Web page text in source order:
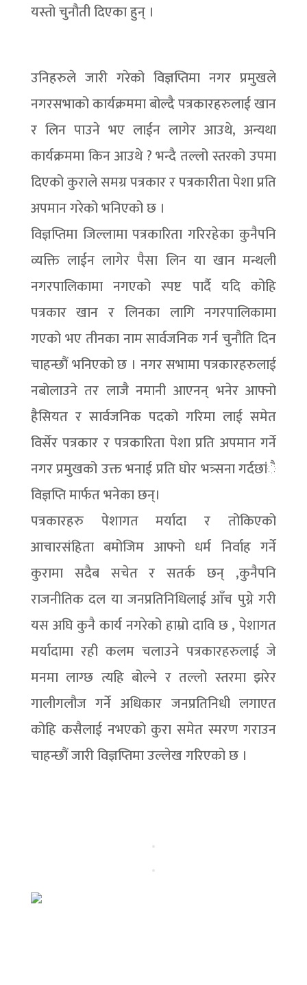
यस्तो चुनौती दिएका हुन् ।
उनिहरुले जारी गरेको विज्ञप्तिमा नगर प्रमुखले
नगरसभाको कार्यक्रममा बोल्दै पत्रकारहरुलाई खान
र लिन पाउने भए लाईन लागेर आउथे, अन्यथा
कार्यक्रममा किन आउथे ? भन्दै तल्लो स्तरको उपमा
दिएको कुराले समग्र पत्रकार र पत्रकारीता पेशा प्रति
अपमान गरेको भनिएको छ ।
विज्ञप्तिमा जिल्लामा पत्रकारिता गरिरहेका कुनैपनि
व्यक्ति लाईन लागेर पैसा लिन या खान मन्थली
नगरपालिकामा नगएको स्पष्ट पार्दै यदि कोहि
पत्रकार खान र लिनका लागि नगरपालिकामा
गएको भए तीनका नाम सार्वजनिक गर्न चुनौति दिन
चाहन्छौं भनिएको छ । नगर सभामा पत्रकारहरुलाई
नबोलाउने तर लाजै नमानी आएनन् भनेर आफ्नो
हैसियत र सार्वजनिक पदको गरिमा लाई समेत
विर्सेर पत्रकार र पत्रकारिता पेशा प्रति अपमान गर्ने
नगर प्रमुखको उक्त भनाई प्रति घोर भत्र्सना गर्दछांै
विज्ञप्ति मार्फत भनेका छन्।
पत्रकारहरु पेशागत मर्यादा र तोकिएको
आचारसंहिता बमोजिम आफ्नो धर्म निर्वाह गर्ने
कुरामा सदैब सचेत र सतर्क छन् ,कुनैपनि
राजनीतिक दल या जनप्रतिनिधिलाई आँच पुग्ने गरी
यस अघि कुनै कार्य नगरेको हाम्रो दावि छ , पेशागत
मर्यादामा रही कलम चलाउने पत्रकारहरुलाई जे
मनमा लाग्छ त्यहि बोल्ने र तल्लो स्तरमा झरेर
गालीगलौज गर्ने अधिकार जनप्रतिनिधी लगाएत
कोहि कसैलाई नभएको कुरा समेत स्मरण गराउन
चाहन्छौं जारी विज्ञप्तिमा उल्लेख गरिएको छ ।